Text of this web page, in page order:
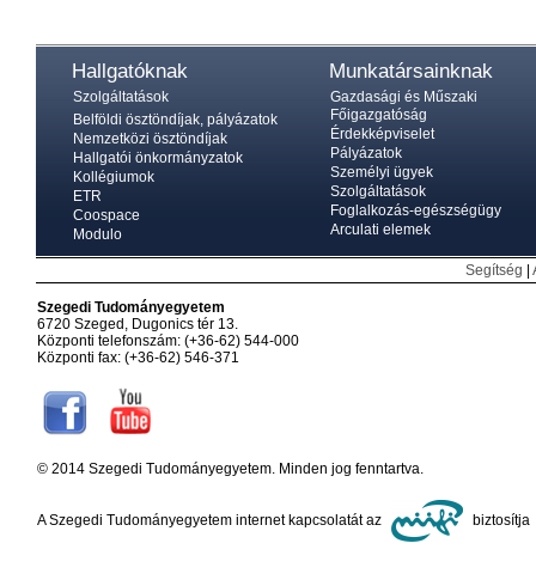
Hallgatóknak
Szolgáltatások
Belföldi ösztöndíjak, pályázatok
Nemzetközi ösztöndíjak
Hallgatói önkormányzatok
Kollégiumok
ETR
Coospace
Modulo
Munkatársainknak
Gazdasági és Műszaki
Főigazgatóság
Érdekképviselet
Pályázatok
Személyi ügyek
Szolgáltatások
Foglalkozás-egészségügy
Arculati elemek
Segítség |
Szegedi Tudományegyetem
6720 Szeged, Dugonics tér 13.
Központi telefonszám: (+36-62) 544-000
Központi fax: (+36-62) 546-371
© 2014 Szegedi Tudományegyetem. Minden jog fenntartva.
A Szegedi Tudományegyetem internet kapcsolatát az biztosítja